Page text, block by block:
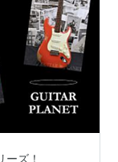
ズ！